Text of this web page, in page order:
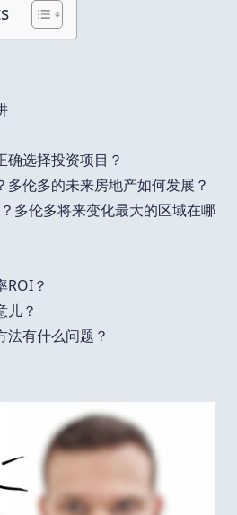
确选择投资项目？
伦多的未来房地产如何发展？
多伦多将来变化最大的区域在哪
ROI？
儿？
法有什么问题？